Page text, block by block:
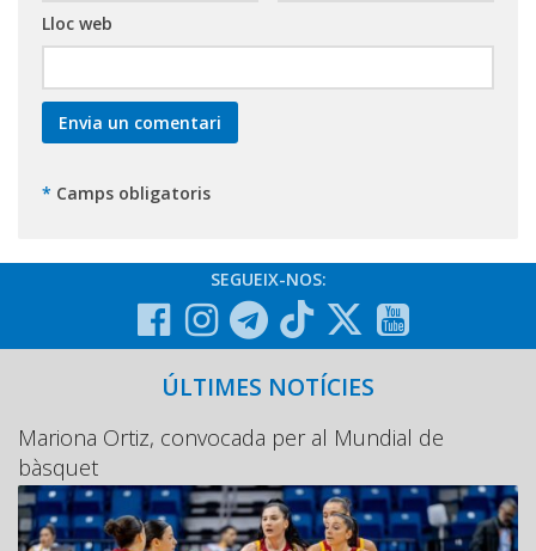
Lloc web
* Camps obligatoris
SEGUEIX-NOS:
ÚLTIMES NOTÍCIES
Mariona Ortiz, convocada per al Mundial de
bàsquet